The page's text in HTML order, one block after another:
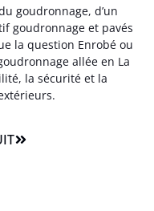
goudronnage, d’un
goudronnage et pavés
la question Enrobé ou
allée en La
la sécurité et la